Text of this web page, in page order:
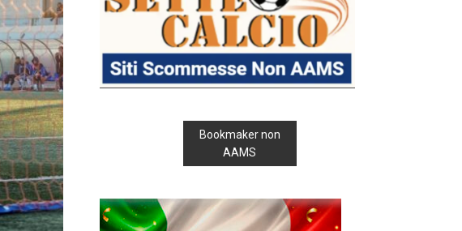
Bookmaker non
AAMS